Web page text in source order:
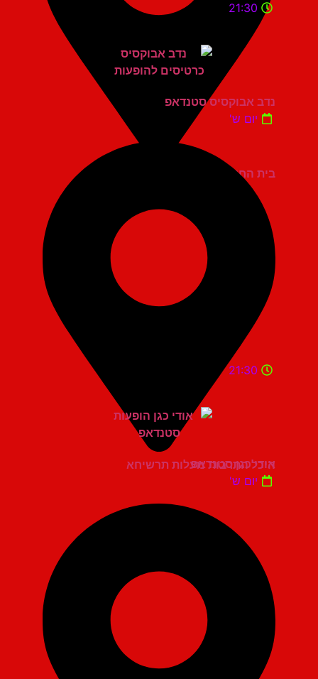
בית החייל תל אביב
21:30
נדב אבוקסיס סטנדאפ
יום ש'
היכל התרבות מעלות תרשיחא
21:30
אודי כגן סטנדאפ
יום ש'